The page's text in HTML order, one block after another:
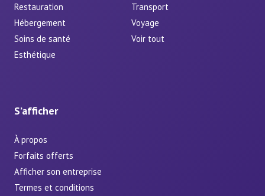
Restauration
Transport
Hébergement
Voyage
Soins de santé
Voir tout
Esthétique
S’afficher
À propos
Forfaits offerts
Afficher son entreprise
Termes et conditions